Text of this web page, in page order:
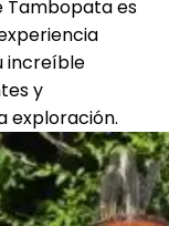
Tambopata es
increíble
y
exploración.